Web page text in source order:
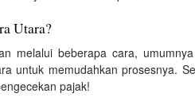
Utara?
melalui beberapa cara,
untuk memudahkan prosesnya.
pajak!